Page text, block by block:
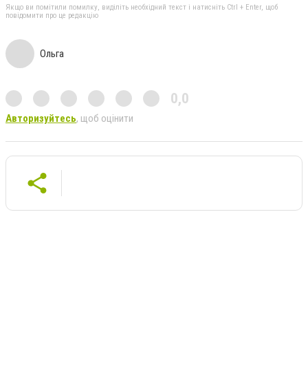
Якщо ви помітили помилку, виділіть необхідний текст і натисніть Ctrl + Enter, щоб
повідомити про це редакцію
Ольга
0,0
Авторизуйтесь, щоб оцінити